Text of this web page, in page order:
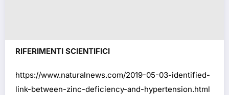
RIFERIMENTI SCIENTIFICI
https://www.naturalnews.com/2019-05-03-identified-
link-between-zinc-deficiency-and-hypertension.html